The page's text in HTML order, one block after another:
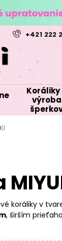
+421 222
Koráliky
výroba
koráliky v
, širším